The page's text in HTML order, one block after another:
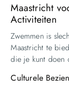
Maastricht
Activiteiten
Zwemmen is
Maastricht te
die je kunt doen
Culturele